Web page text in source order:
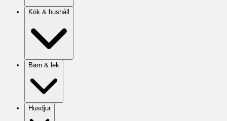
Kök & hushåll
Barn & lek
Husdjur